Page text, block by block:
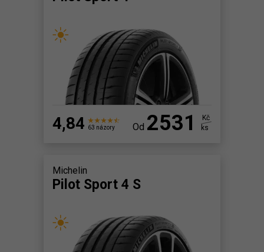
4,84 63 názory Od 2531
Kč
ks
Michelin
Pilot Sport 4 S